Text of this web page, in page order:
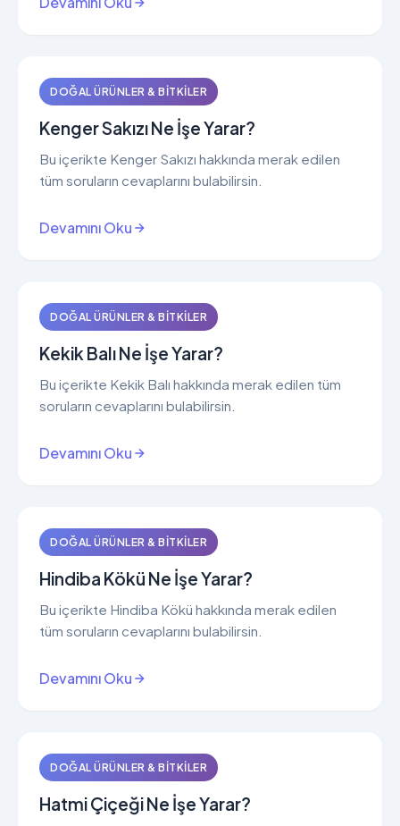
DOĞAL ÜRÜNLER & BITKILER
Kenger Sakızı Ne İşe Yarar?
Bu içerikte Kenger Sakızı hakkında merak edilen
tüm soruların cevaplarını bulabilirsin.
Devamını Oku
DOĞAL ÜRÜNLER & BITKILER
Kekik Balı Ne İşe Yarar?
Bu içerikte Kekik Balı hakkında merak edilen tüm
soruların cevaplarını bulabilirsin.
Devamını Oku
DOĞAL ÜRÜNLER & BITKILER
Hindiba Kökü Ne İşe Yarar?
Bu içerikte Hindiba Kökü hakkında merak edilen
tüm soruların cevaplarını bulabilirsin.
Devamını Oku
DOĞAL ÜRÜNLER & BITKILER
Hatmi Çiçeği Ne İşe Yarar?